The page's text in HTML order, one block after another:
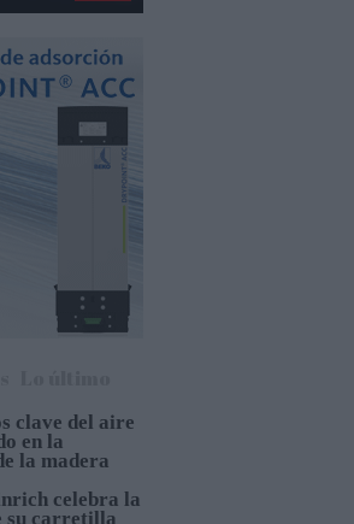
clave del aire
en la
la madera
celebra la
su carretilla